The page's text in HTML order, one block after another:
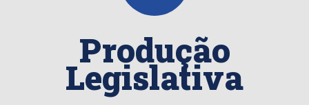
Produção
Legislativa